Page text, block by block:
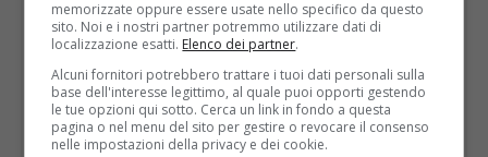
memorizzate oppure essere usate nello specifico da questo
sito. Noi e i nostri partner potremmo utilizzare dati di
localizzazione esatti. Elenco dei partner.
Alcuni fornitori potrebbero trattare i tuoi dati personali sulla
base dell'interesse legittimo, al quale puoi opporti gestendo
le tue opzioni qui sotto. Cerca un link in fondo a questa
pagina o nel menu del sito per gestire o revocare il consenso
nelle impostazioni della privacy e dei cookie.